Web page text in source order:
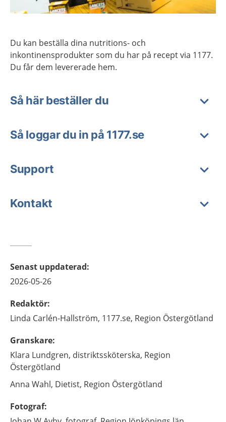
Du kan beställa dina nutritions- och
inkontinensprodukter som du har på recept via 1177.
Du får dem levererade hem.
Så här beställer du
Så loggar du in på 1177.se
Support
Kontakt
Senast uppdaterad:
2026-05-26
Redaktör:
Linda Carlén-Hallström, 1177.se, Region Östergötland
Granskare:
Klara Lundgren, distriktssköterska, Region
Östergötland
Anna Wahl, Dietist, Region Östergötland
Fotograf: